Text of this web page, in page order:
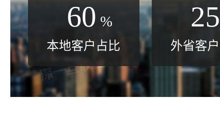
60 %
本地客户占比
25
外省客